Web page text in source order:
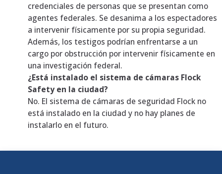
credenciales de personas que se presentan como
agentes federales. Se desanima a los espectadores
a intervenir físicamente por su propia seguridad.
Además, los testigos podrían enfrentarse a un
cargo por obstrucción por intervenir físicamente en
una investigación federal.
¿Está instalado el sistema de cámaras Flock
Safety en la ciudad?
No. El sistema de cámaras de seguridad Flock no
está instalado en la ciudad y no hay planes de
instalarlo en el futuro.